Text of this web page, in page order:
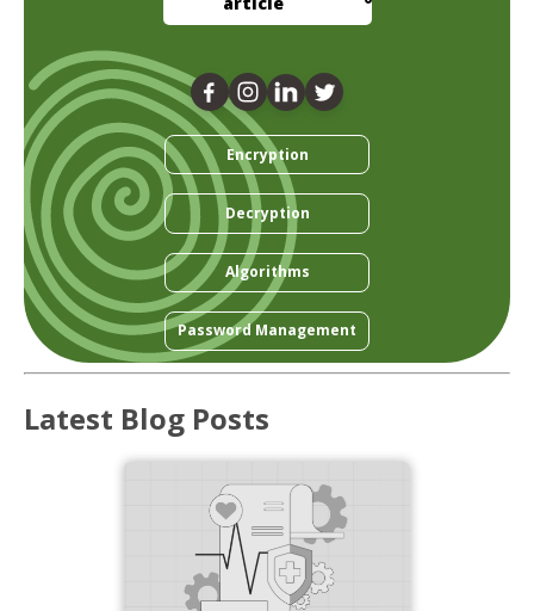
Encryption
Decryption
Algorithms
Password Management
Latest Blog Posts